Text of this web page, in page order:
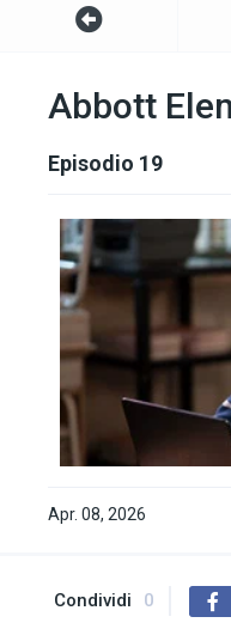
Abbott
Episodio 19
Apr. 08, 2026
Condividi 0